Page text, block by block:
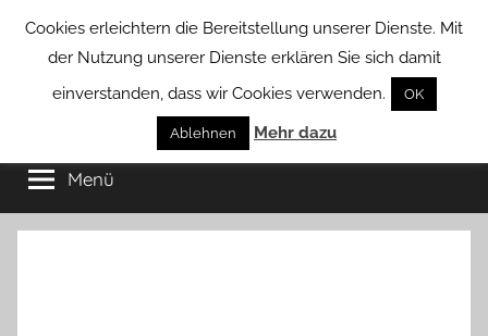
Borstel
von
Groß
Borstel
Menü
Cookies erleichtern die Bereitstellung unserer Dienste. Mit
der Nutzung unserer Dienste erklären Sie sich damit
einverstanden, dass wir Cookies verwenden.
OK
Ablehnen Mehr dazu